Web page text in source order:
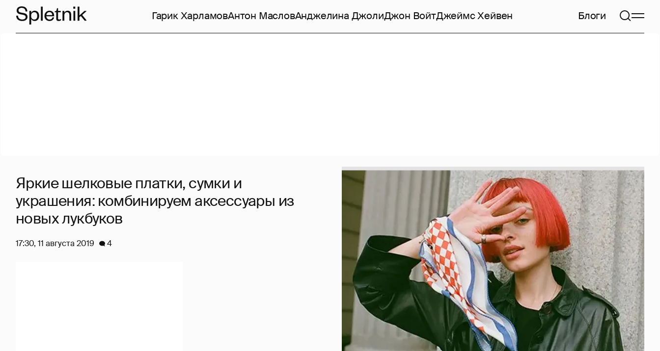
Гарик ХарламовАнтон МасловАнджелина ДжолиДжон ВойтДжеймс Хейвен Блоги
Яркие шелковые платки, сумки и
украшения: комбинируем аксессуары из
новых лукбуков
17:30, 11 августа 2019 4